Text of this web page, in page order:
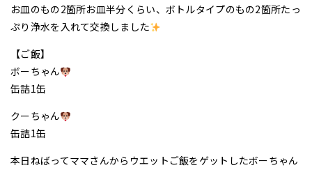
お皿のもの2箇所お皿半分くらい、ボトルタイプのもの2箇所たっ
ぷり浄水を入れて交換しました
【ご飯】
ボーちゃん
缶詰1缶
クーちゃん
缶詰1缶
本日ねばってママさんからウエットご飯をゲットしたボーちゃん